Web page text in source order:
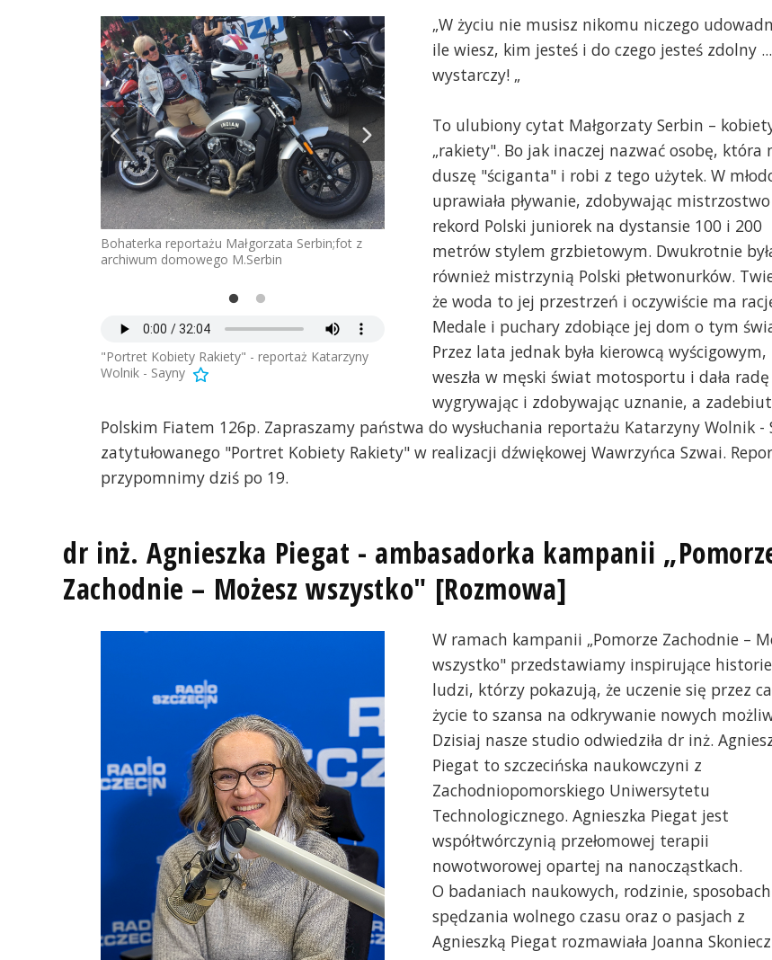
Bohaterka reportażu Małgorzata Serbin;fot z
archiwum domowego M.Serbin
dr inż. Agnieszka Piegat, fot. Maciej Papke
Bohaterka
archiwum
"Portret Kobiety Rakiety" - reportaż Katarzyny
Wolnik - Sayny
„W życiu nie musisz nikomu niczego
ile wiesz, kim jesteś i do czego jesteś zdolny
wystarczy! „
To ulubiony cytat Małgorzaty Serbin –
„rakiety". Bo jak inaczej nazwać osobę, która
duszę "ściganta" i robi z tego użytek. W
uprawiała pływanie, zdobywając
rekord Polski juniorek na dystansie 100 i 200
metrów stylem grzbietowym. Dwukrotnie
również mistrzynią Polski płetwonurków.
że woda to jej przestrzeń i oczywiście ma
Medale i puchary zdobiące jej dom o tym
Przez lata jednak była kierowcą wyścigowym,
weszła w męski świat motosportu i dała radę
wygrywając i zdobywając uznanie, a
Polskim Fiatem 126p. Zapraszamy państwa do wysłuchania reportażu Katarzyny Wolnik -
zatytułowanego "Portret Kobiety Rakiety" w realizacji dźwiękowej Wawrzyńca Szwai.
przypomnimy dziś po 19.
dr inż. Agnieszka Piegat - ambasadorka kampanii
Zachodnie – Możesz wszystko" [Rozmowa]
W ramach kampanii „Pomorze Zachodnie –
wszystko" przedstawiamy inspirujące historie
ludzi, którzy pokazują, że uczenie się przez
życie to szansa na odkrywanie nowych
Dzisiaj nasze studio odwiedziła dr inż.
Piegat to szczecińska naukowczyni z
Zachodniopomorskiego Uniwersytetu
Technologicznego. Agnieszka Piegat jest
współtwórczynią przełomowej terapii
nowotworowej opartej na nanocząstkach.
O badaniach naukowych, rodzinie, sposobach
spędzania wolnego czasu oraz o pasjach z
Agnieszką Piegat rozmawiała Joanna